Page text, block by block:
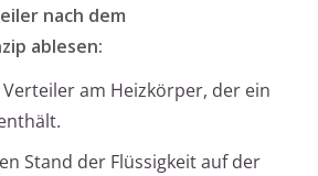
nach dem
ablesen:
Verteiler am Heizkörper, der ein
Stand der Flüssigkeit auf der